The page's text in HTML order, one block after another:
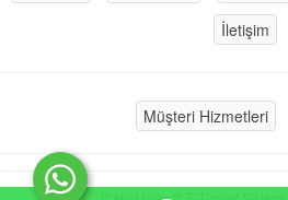
İletişim
Müşteri Hizmetleri